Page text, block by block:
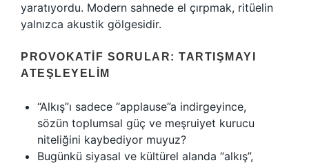
yaratıyordu. Modern sahnede el çırpmak, ritüelin
yalnızca akustik gölgesidir.
PROVOKATIF SORULAR: TARTIŞMAYI
ATEŞLEYELIM
“Alkış”ı sadece “applause”a indirgeyince,
sözün toplumsal güç ve meşruiyet kurucu
niteliğini kaybediyor muyuz?
Bugünkü siyasal ve kültürel alanda “alkış”,